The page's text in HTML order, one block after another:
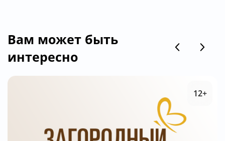
Вам может быть
интересно
12+